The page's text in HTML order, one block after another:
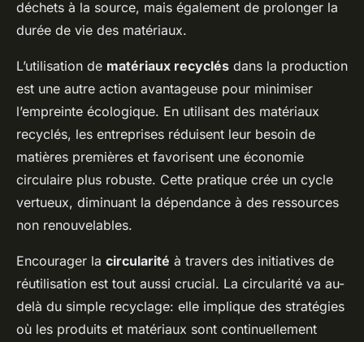
déchets à la source, mais également de prolonger la
durée de vie des matériaux.
L’utilisation de matériaux recyclés dans la production
est une autre action avantageuse pour minimiser
l’empreinte écologique. En utilisant des matériaux
recyclés, les entreprises réduisent leur besoin de
matières premières et favorisent une économie
circulaire plus robuste. Cette pratique crée un cycle
vertueux, diminuant la dépendance à des ressources
non renouvelables.
Encourager la circularité à travers des initiatives de
réutilisation est tout aussi crucial. La circularité va au-
delà du simple recyclage: elle implique des stratégies
où les produits et matériaux sont continuellement